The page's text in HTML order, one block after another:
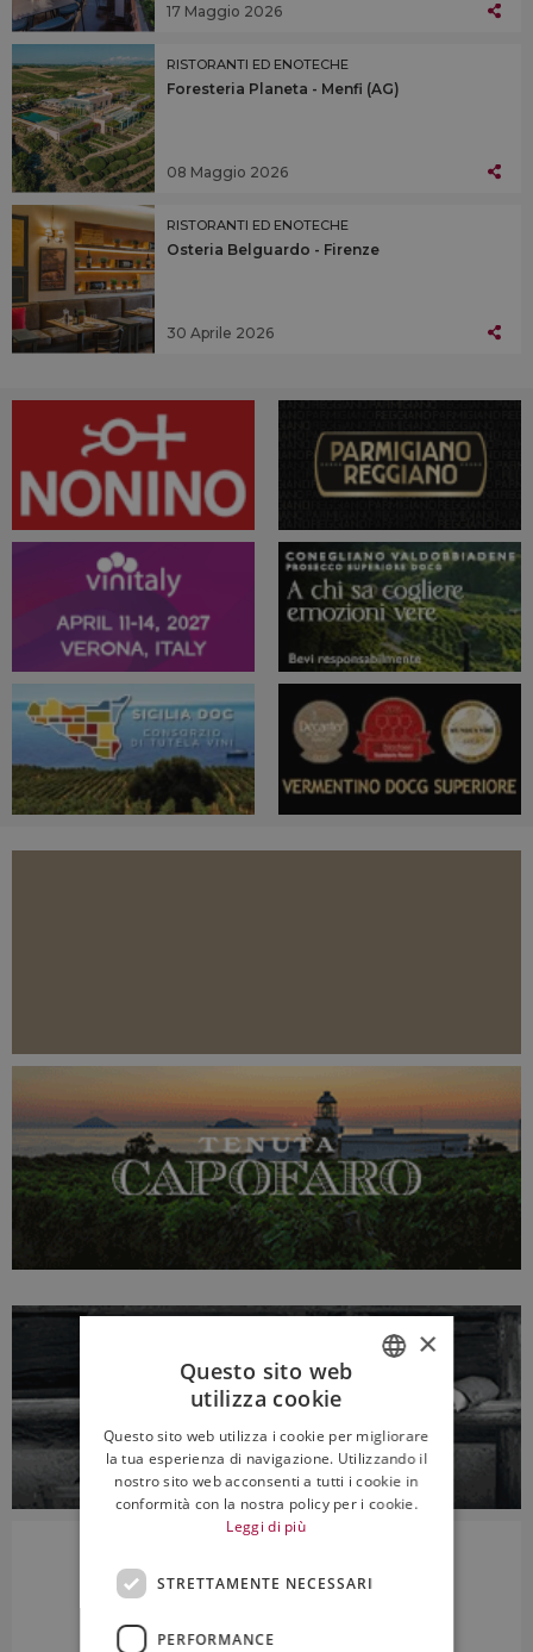
17 Maggio 2026
RISTORANTI ED ENOTECHE
Foresteria Planeta - Menfi (AG)
08 Maggio 2026
RISTORANTI ED ENOTECHE
Osteria Belguardo - Firenze
30 Aprile 2026
ENGLISH
×
Questo sito web
utilizza cookie
Questo sito web utilizza i cookie per migliorare
la tua esperienza di navigazione. Utilizzando il
nostro sito web acconsenti a tutti i cookie in
conformità con la nostra policy per i cookie.
Leggi di più
STRETTAMENTE NECESSARI
PERFORMANCE